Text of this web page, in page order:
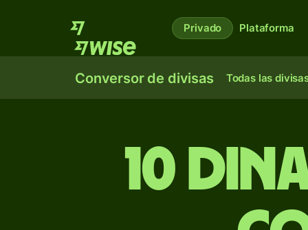
Privado Plataforma
Conversor de divisas Todas las
10